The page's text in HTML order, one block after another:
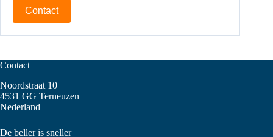
Contact
Contact
Noordstraat 10
4531 GG Terneuzen
Nederland
De beller is sneller